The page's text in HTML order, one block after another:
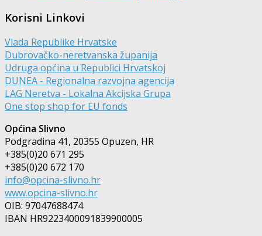
Korisni Linkovi
Vlada Republike Hrvatske
Dubrovačko-neretvanska županija
Udruga općina u Republici Hrvatskoj
DUNEA - Regionalna razvojna agencija
LAG Neretva - Lokalna Akcijska Grupa
One stop shop for EU fonds
Općina Slivno
Podgradina 41, 20355 Opuzen, HR
+385(0)20 671 295
+385(0)20 672 170
info@opcina-slivno.hr
www.opcina-slivno.hr
OIB: 97047688474
IBAN HR9223400091839900005